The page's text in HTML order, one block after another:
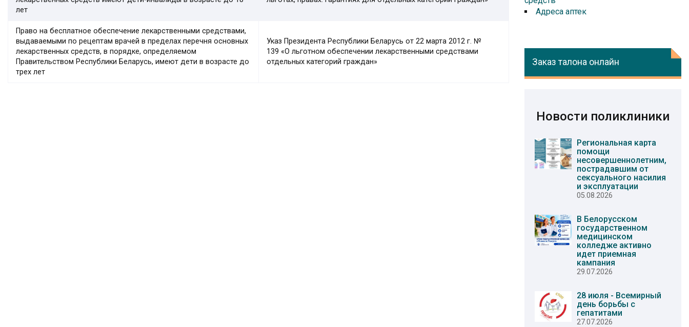
лет
Право на бесплатное обеспечение лекарственными средствами,
выдаваемыми по рецептам врачей в пределах перечня основных
лекарственных средств, в порядке, определяемом
Правительством Республики Беларусь, имеют дети в возрасте до
трех лет
Указ Президента Республики Беларусь от 22 марта 2012 г. №
139 «О льготном обеспечении лекарственными средствами
отдельных категорий граждан»
Адреса аптек
Заказ талона онлайн
Новости поликлиники
Региональная карта
помощи
несовершеннолетним,
пострадавшим от
сексуального насилия
и эксплуатации
05.08.2026
В Белорусском
государственном
медицинском
колледже активно
идет приемная
кампания
29.07.2026
28 июля - Всемирный
день борьбы с
гепатитами
27.07.2026